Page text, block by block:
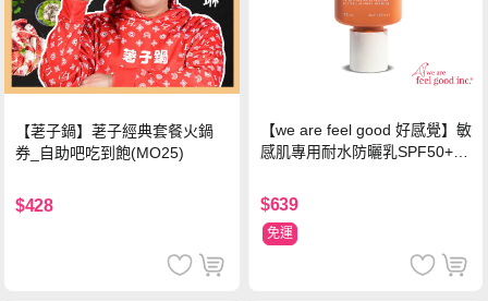
【荖子鍋】荖子經典套餐火鍋
券_自助吧吃到飽(MO25)
$428
【we are feel good 好感覺】敏
感肌專用耐水防曬乳SPF50+ 7
$639
免運